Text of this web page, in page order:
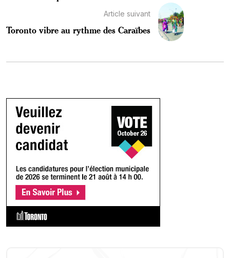
Article suivant
Toronto vibre au rythme des Caraïbes